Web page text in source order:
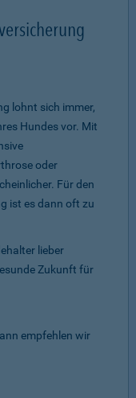
lohnt sich immer,
Hundes vor. Mit
oder
Für den
ist es dann oft zu
lieber
Zukunft für
empfehlen wir